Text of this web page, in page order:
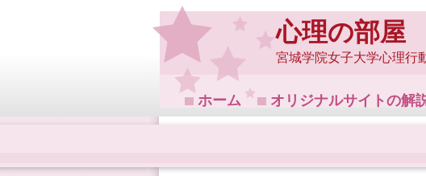
心理の部屋
宮城学院女子大学心理行
ホーム オリジナルサイトの解